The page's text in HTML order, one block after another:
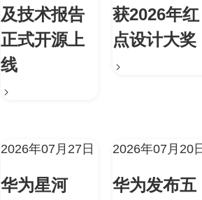
及技术报告
正式开源上
线
获2026年红
点设计大奖
2026年07月27日
华为星河
2026年07月20
华为发布五